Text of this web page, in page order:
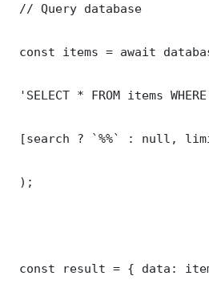
// Query database
const items = await
'SELECT * FROM items
[search ? `%%` : null,
);
const result = { data: